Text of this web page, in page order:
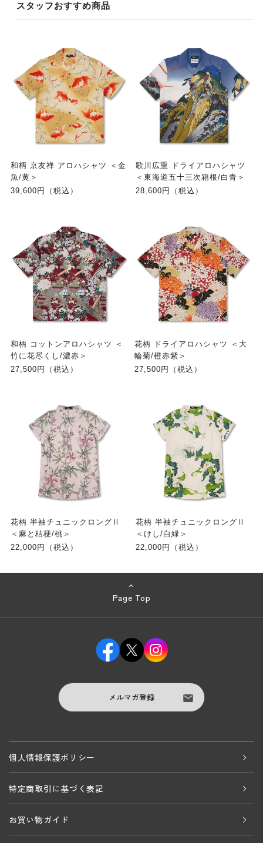
スタッフおすすめ商品
和柄 京友禅 アロハシャツ ＜金
魚/黄＞
39,600円（税込）
歌川広重 ドライアロハシャツ
＜東海道五十三次箱根/白青＞
28,600円（税込）
和柄 コットンアロハシャツ ＜
竹に花尽くし/濃赤＞
27,500円（税込）
花柄 ドライアロハシャツ ＜大
輪菊/橙赤紫＞
27,500円（税込）
花柄 半袖チュニックロングⅡ
＜麻と桔梗/桃＞
22,000円（税込）
花柄 半袖チュニックロングⅡ
＜けし/白緑＞
22,000円（税込）
Page Top
メルマガ登録
個人情報保護ポリシー
特定商取引に基づく表記
お買い物ガイド